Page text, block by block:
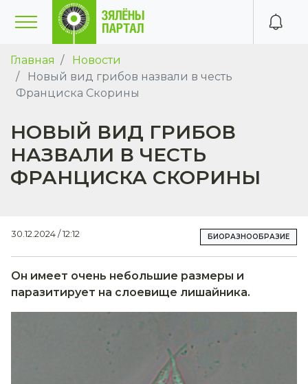
Главная
Новости
Новый вид грибов назвали в честь
Франциска Скорины
НОВЫЙ ВИД ГРИБОВ
НАЗВАЛИ В ЧЕСТЬ
ФРАНЦИСКА СКОРИНЫ
30.12.2024 / 12:12 БИОРАЗНООБРАЗИЕ
Он имеет очень небольшие размеры и
паразитирует на слоевище лишайника.